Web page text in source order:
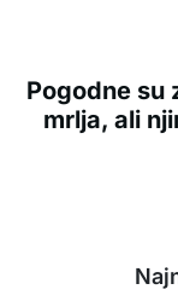
Pogodne su
mrlja, ali